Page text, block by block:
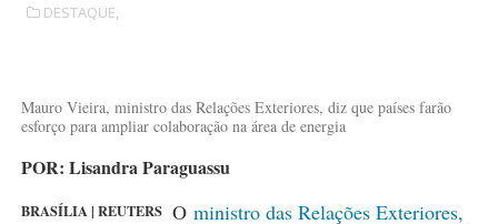
DESTAQUE,
Mauro Vieira, ministro das Relações Exteriores, diz que países farão
esforço para ampliar colaboração na área de energia
POR: Lisandra Paraguassu
BRASÍLIA | REUTERS O ministro das Relações Exteriores,